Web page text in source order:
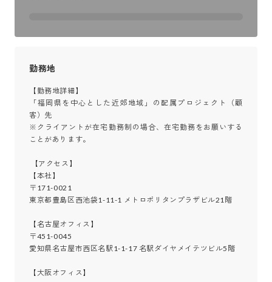
勤務地
【勤務地詳細】
「福岡県を中心とした近郊地域」の配属プロジェクト（顧
客）先
※クライアントが在宅勤務制の場合、在宅勤務をお願いする
ことがあります。
【本社】
〒171-0021
東京都豊島区西池袋1-11-1 メトロポリタンプラザビル21階
【名古屋オフィス】
〒451-0045
愛知県名古屋市西区名駅1-1-17 名駅ダイヤメイテツビル5階
【大阪オフィス】